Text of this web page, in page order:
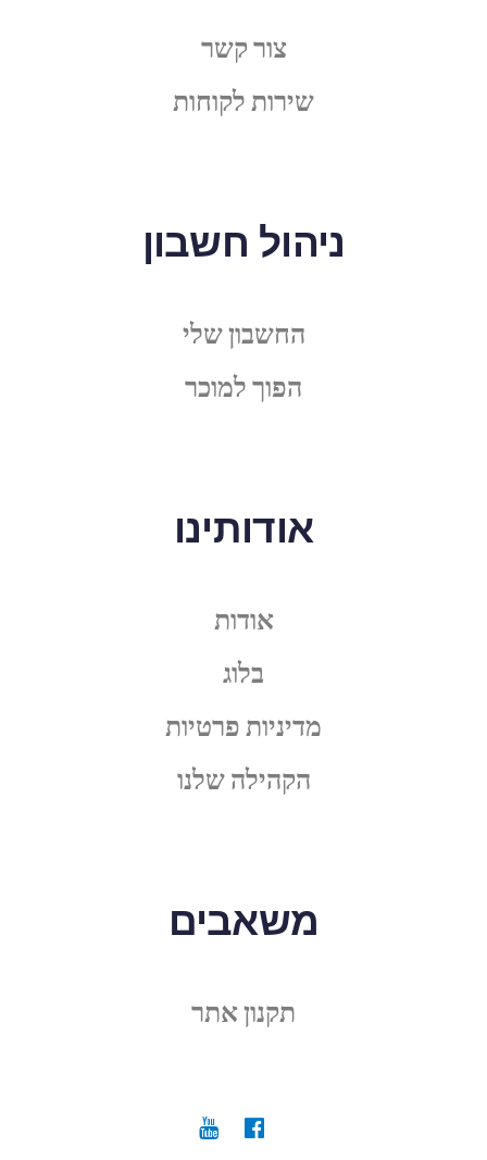
צור קשר
שירות לקוחות
ניהול חשבון
החשבון שלי
הפוך למוכר
אודותינו
אודות
בלוג
מדיניות פרטיות
הקהילה שלנו
משאבים
תקנון אתר